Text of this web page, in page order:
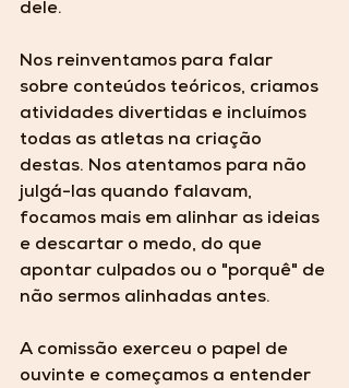
dele.
Nos reinventamos para falar
sobre conteúdos teóricos, criamos
atividades divertidas e incluímos
todas as atletas na criação
destas. Nos atentamos para não
julgá-las quando falavam,
focamos mais em alinhar as ideias
e descartar o medo, do que
apontar culpados ou o "porquê" de
não sermos alinhadas antes.
A comissão exerceu o papel de
ouvinte e começamos a entender